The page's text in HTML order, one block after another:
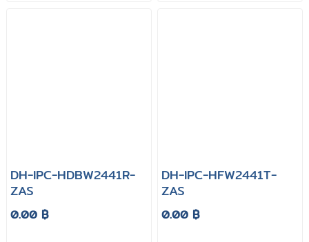
DH-IPC-HDBW2441R-
ZAS
0.00 ฿
DH-IPC-HFW2441T-
ZAS
0.00 ฿